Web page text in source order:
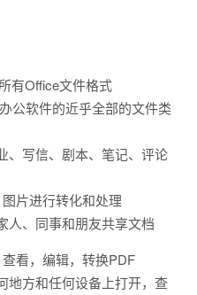
有Office文件格式
公软件的近乎全部的文件类
、写信、剧本、笔记、评论
片进行转化和处理
人、同事和朋友共享文档
看，编辑，转换PDF
地方和任何设备上打开，查